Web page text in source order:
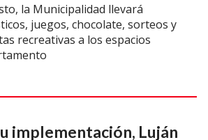
la Municipalidad llevará
juegos, chocolate, sorteos y
recreativas a los espacios
implementación, Luján